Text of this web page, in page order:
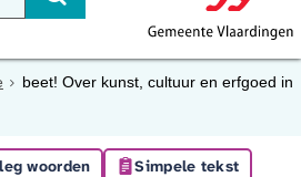
beet! Over kunst, cultuur en erfgoed in
woorden Simpele tekst